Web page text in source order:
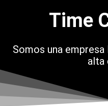
Time
Somos una
alta